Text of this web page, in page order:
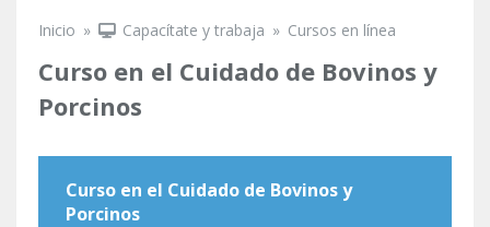
Inicio » Capacítate y trabaja » Cursos en línea
Curso en el Cuidado de Bovinos y
Porcinos
Curso en el Cuidado de Bovinos y
Porcinos